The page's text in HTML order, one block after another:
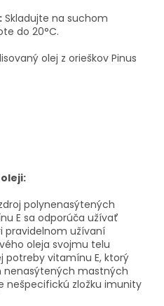
Skladujte na suchom
do 20°C.
olej z orieškov Pinus
polynenasýtených
E sa odporúča užívať
pravidelnom užívaní
oleja svojmu telu
potreby vitamínu E, ktorý
nenasýtených mastných
nešpecifickú zložku imunity